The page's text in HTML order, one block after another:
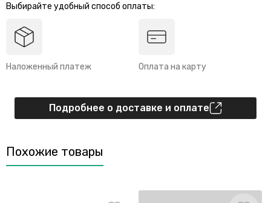
Выбирайте удобный способ оплаты:
Наложенный платеж Оплата на карту
Подробнее о доставке и оплате
Похожие товары